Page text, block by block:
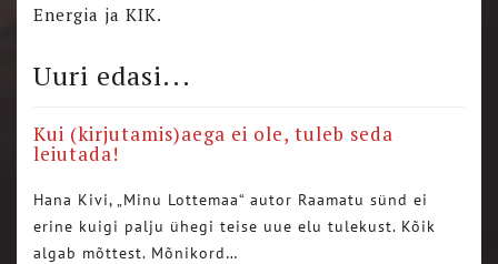
Energia ja KIK.
Uuri edasi...
Kui (kirjutamis)aega ei ole, tuleb seda
leiutada!
Hana Kivi, „Minu Lottemaa“ autor Raamatu sünd ei
erine kuigi palju ühegi teise uue elu tulekust. Kõik
algab mõttest. Mõnikord…